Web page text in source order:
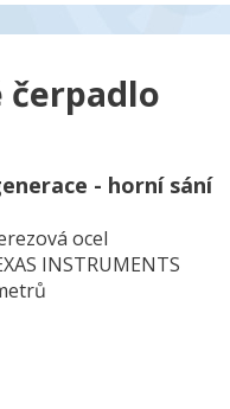
- horní sání
ocel
INSTRUMENTS